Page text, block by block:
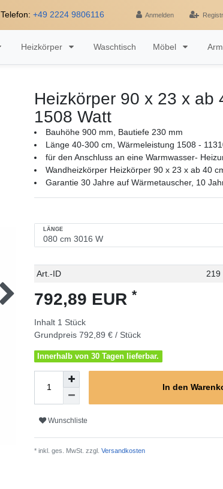
Telefon: +49 2224 9806116 Anmelden
Heizkörper Waschtisch Möbel
Heizkörper 90 x 23 x ab
1508 Watt
Bauhöhe 900 mm, Bautiefe 230 mm
Länge 40-300 cm, Wärmeleistung 1508 -
für den Anschluss an eine Warmwasser-
Wandheizkörper Heizkörper 90 x 23 x ab 40
Garantie 30 Jahre auf Wärmetauscher, 10
LÄNGE
Technisches
Wert
Art.-ID 219
792,89 EUR *
Inhalt 1 Stück
Grundpreis 792,89 € / Stück
Innerhalb von 30 Tagen lieferbar.
In den
Wunschliste
* inkl. ges. MwSt. zzgl. Versandkosten